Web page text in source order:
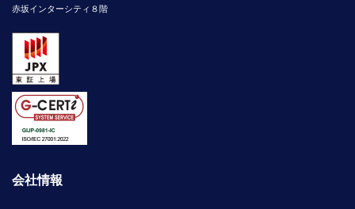
赤坂インターシティ８階
会社情報